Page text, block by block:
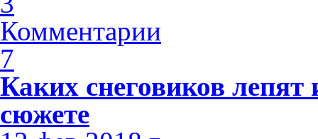
Комментарии
7
Каких снеговиков
сюжете